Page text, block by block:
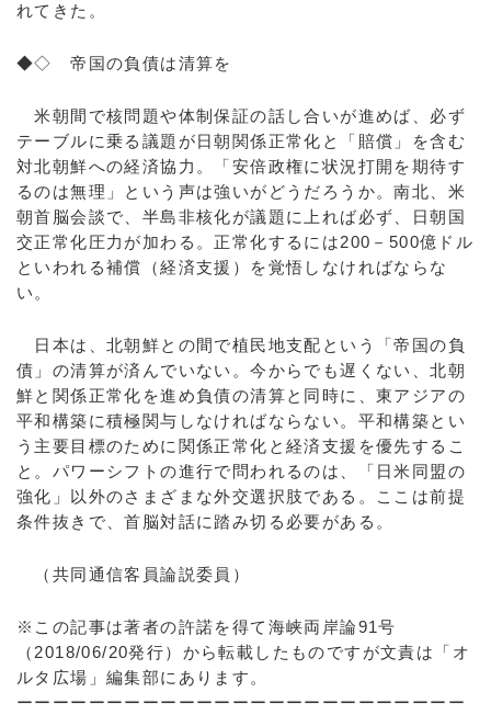
れてきた。
◆◇ 帝国の負債は清算を
米朝間で核問題や体制保証の話し合いが進めば、必ず
テーブルに乗る議題が日朝関係正常化と「賠償」を含む
対北朝鮮への経済協力。「安倍政権に状況打開を期待す
るのは無理」という声は強いがどうだろうか。南北、米
朝首脳会談で、半島非核化が議題に上れば必ず、日朝国
交正常化圧力が加わる。正常化するには200－500億ドル
といわれる補償（経済支援）を覚悟しなければならな
い。
日本は、北朝鮮との間で植民地支配という「帝国の負
債」の清算が済んでいない。今からでも遅くない、北朝
鮮と関係正常化を進め負債の清算と同時に、東アジアの
平和構築に積極関与しなければならない。平和構築とい
う主要目標のために関係正常化と経済支援を優先するこ
と。パワーシフトの進行で問われるのは、「日米同盟の
強化」以外のさまざまな外交選択肢である。ここは前提
条件抜きで、首脳対話に踏み切る必要がある。
（共同通信客員論説委員）
※この記事は著者の許諾を得て海峡両岸論91号
（2018/06/20発行）から転載したものですが文責は「オ
ルタ広場」編集部にあります。
ーーーーーーーーーーーーーーーーーーーーーーーーー